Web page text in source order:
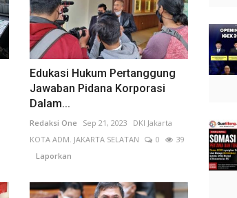
Edukasi Hukum Pertanggung
Jawaban Pidana Korporasi
Dalam...
Redaksi One Sep 21, 2023
DKI Jakarta
KOTA ADM. JAKARTA SELATAN
0
39
Laporkan